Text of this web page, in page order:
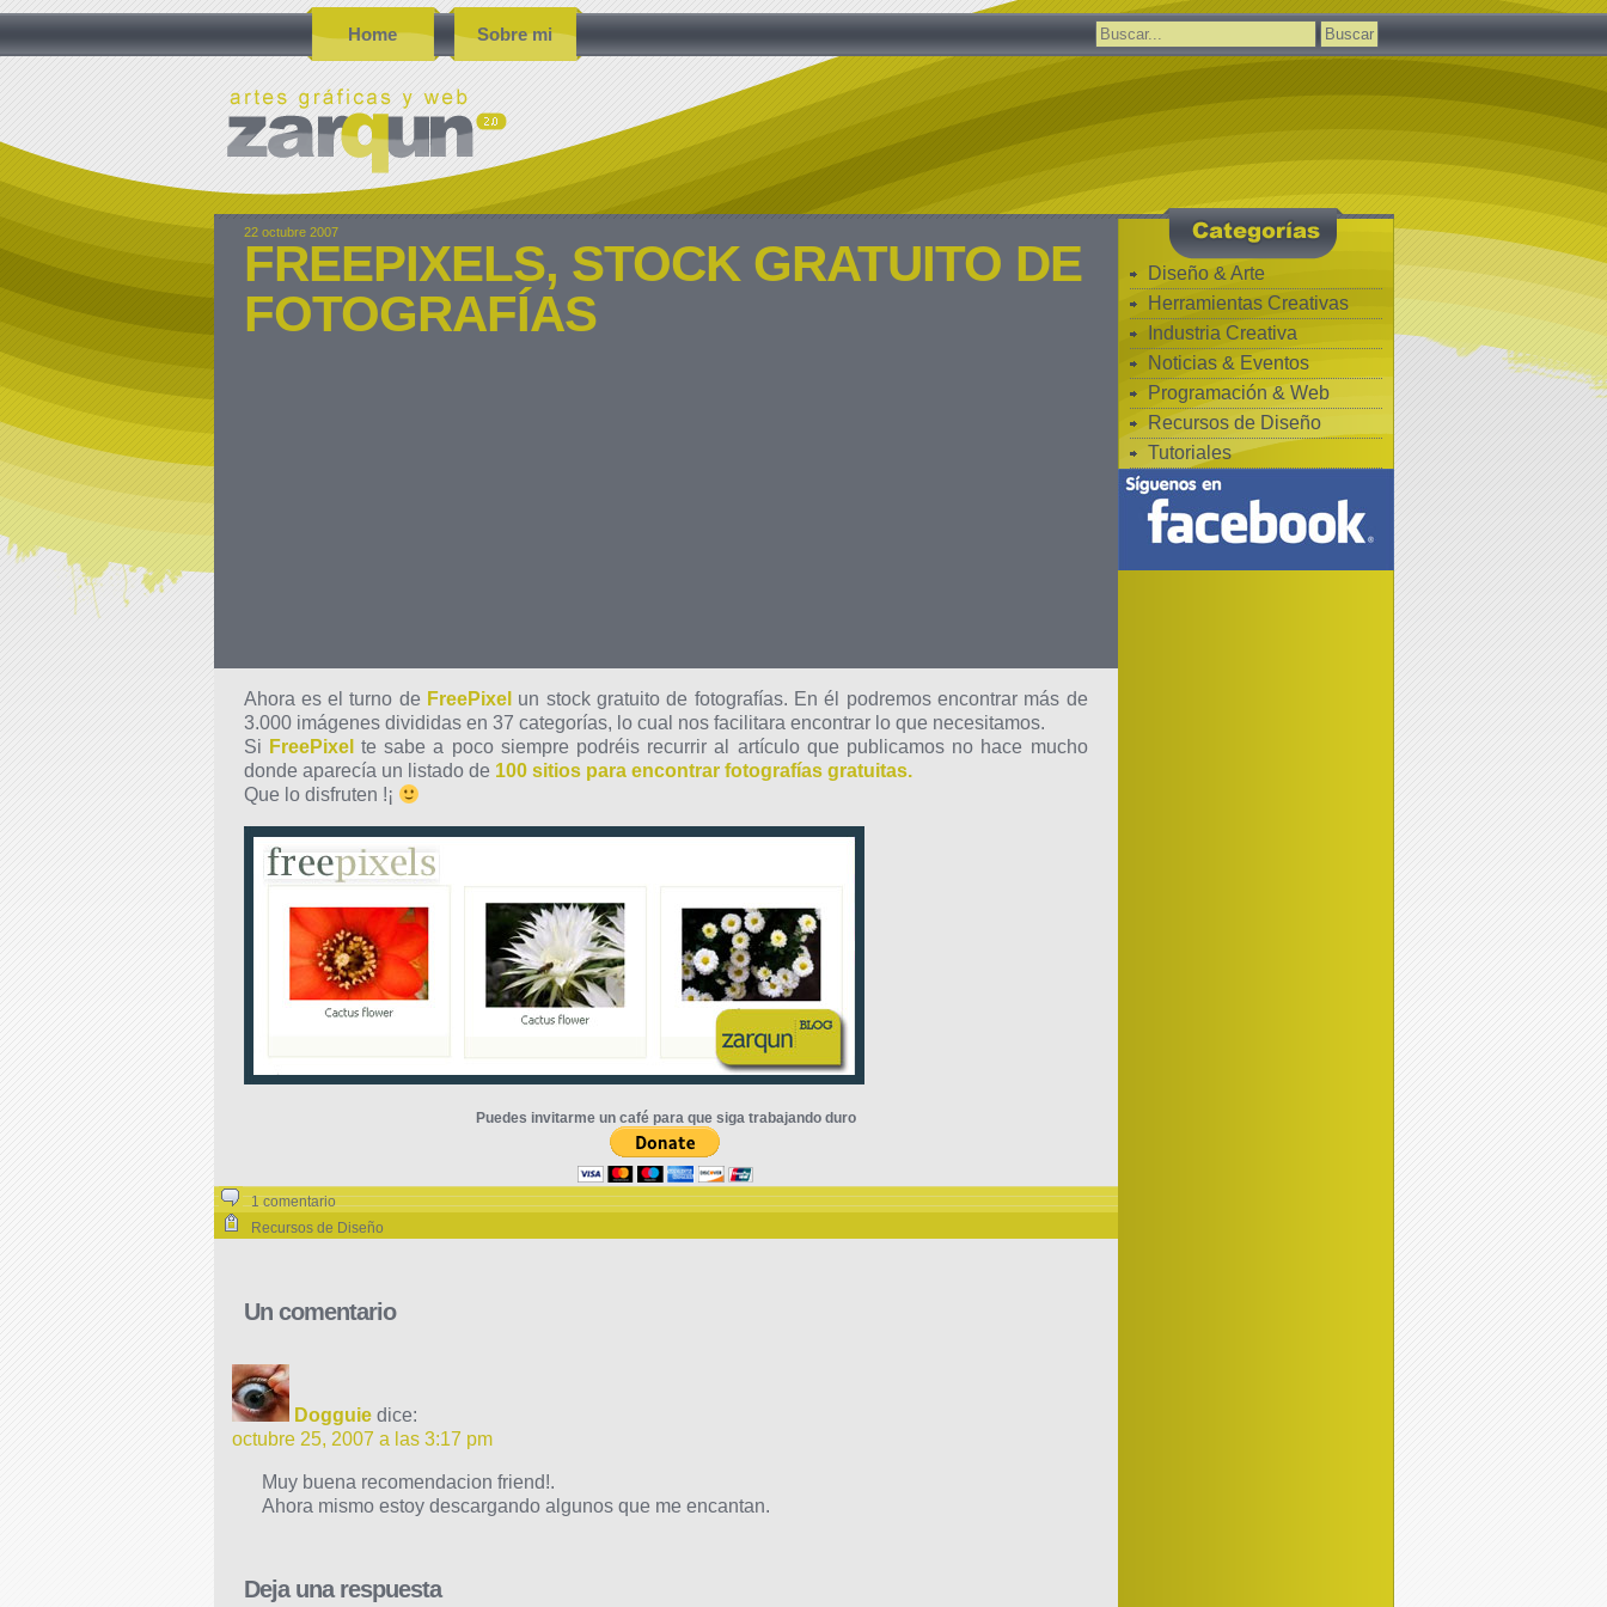
Home Sobre mi Buscar:
22 octubre 2007
FREEPIXELS, STOCK GRATUITO DE
FOTOGRAFÍAS
Ahora es el turno de FreePixel un stock gratuito de fotografías. En él podremos encontrar más de
3.000 imágenes divididas en 37 categorías, lo cual nos facilitara encontrar lo que necesitamos.
Si FreePixel te sabe a poco siempre podréis recurrir al artículo que publicamos no hace mucho
donde aparecía un listado de 100 sitios para encontrar fotografías gratuitas.
Que lo disfruten !¡
Puedes invitarme un café para que siga trabajando duro
1 comentario
Recursos de Diseño
Un comentario
Dogguie dice:
octubre 25, 2007 a las 3:17 pm
Muy buena recomendacion friend!.
Ahora mismo estoy descargando algunos que me encantan.
Deja una respuesta
Diseño & Arte
Herramientas Creativas
Industria Creativa
Noticias & Eventos
Programación & Web
Recursos de Diseño
Tutoriales